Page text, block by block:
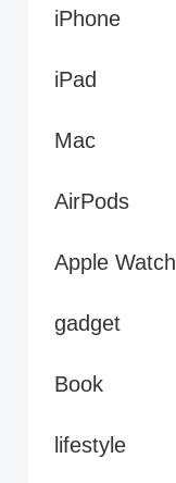
iPhone
iPad
Mac
AirPods
Apple Watch
gadget
Book
lifestyle